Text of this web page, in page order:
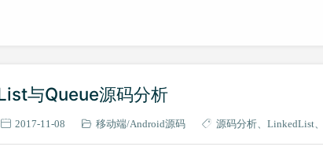
与Queue源码分析
2017-11-08 移动端 Android源码 源码分析 LinkedList